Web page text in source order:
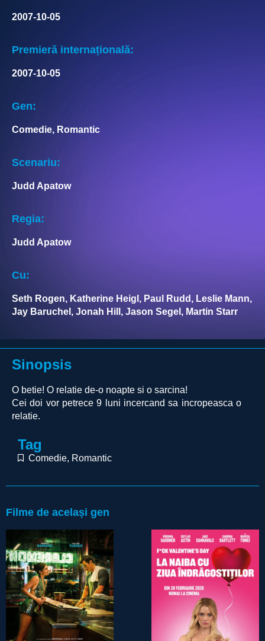
2007-10-05
Premieră internațională:
2007-10-05
Gen:
Comedie, Romantic
Scenariu:
Judd Apatow
Regia:
Judd Apatow
Cu:
Seth Rogen, Katherine Heigl, Paul Rudd, Leslie Mann,
Jay Baruchel, Jonah Hill, Jason Segel, Martin Starr
Sinopsis
O betie! O relatie de-o noapte si o sarcina!
Cei doi vor petrece 9 luni incercand sa incropeasca o
relatie.
Tag
Comedie, Romantic
Filme de același gen